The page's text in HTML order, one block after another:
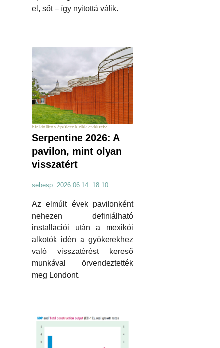
el, sőt – így nyitottá válik.
hír kiállítás épületek cikk exkluzív
Serpentine 2026: A
pavilon, mint olyan
visszatért
sebesp | 2026.06.14. 18:10
Az elmúlt évek pavilonként
nehezen definiálható
installációi után a mexikói
alkotók idén a gyökerekhez
való visszatérést kereső
munkával örvendeztették
meg Londont.